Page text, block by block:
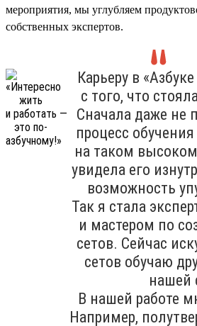
мероприятия, мы углубляем
собственных экспертов.
Карьеру в
с того, что
Сначала даже не
процесс
на таком
увидела его
возможность
Так я стала
и мастером по
сетов. Сейчас
сетов обучаю
нашей
В нашей работе
Например,